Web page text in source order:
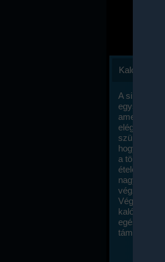
A sikeres
egyszerű:
amennyit
elég nagy
szükség,
hogy a
a többi
ételek és a
végzel.
Végül, de
támogatja.